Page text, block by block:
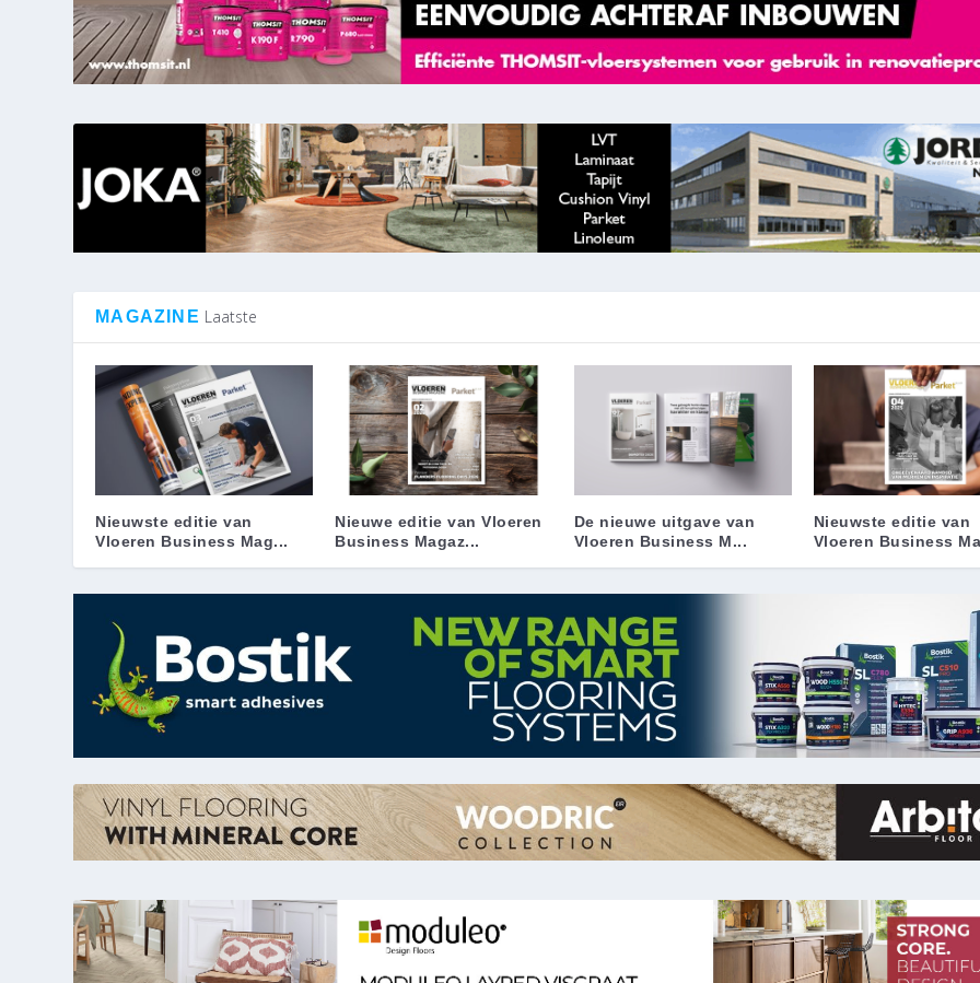
MAGAZINE Laatste
Nieuwste editie van
Vloeren Business Mag...
Nieuwe editie van Vloeren
Business Magaz...
De nieuwe uitgave van
Vloeren Business M...
Nieuwste editie van
Vloeren Business